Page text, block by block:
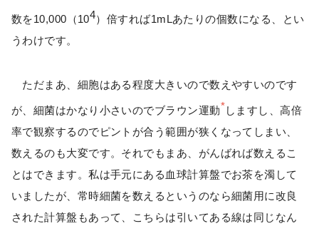
数を10,000（104）倍すれば1mLあたりの個数になる、とい
うわけです。
ただまあ、細胞はある程度大きいので数えやすいのです
が、細菌はかなり小さいのでブラウン運動*しますし、高倍
率で観察するのでピントが合う範囲が狭くなってしまい、
数えるのも大変です。それでもまあ、がんばれば数えるこ
とはできます。私は手元にある血球計算盤でお茶を濁して
いましたが、常時細菌を数えるというのなら細菌用に改良
された計算盤もあって、こちらは引いてある線は同じなん